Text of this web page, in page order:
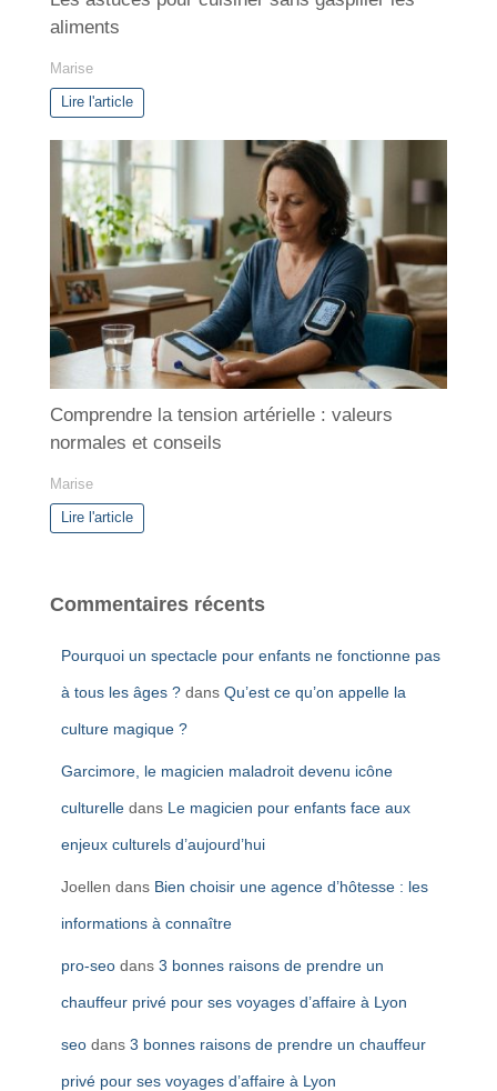
aliments
Marise
Lire l'article
Comprendre la tension artérielle : valeurs
normales et conseils
Marise
Lire l'article
Commentaires récents
Pourquoi un spectacle pour enfants ne fonctionne pas
à tous les âges ? dans Qu’est ce qu’on appelle la
culture magique ?
Garcimore, le magicien maladroit devenu icône
culturelle dans Le magicien pour enfants face aux
enjeux culturels d’aujourd’hui
Joellen dans Bien choisir une agence d’hôtesse : les
informations à connaître
pro-seo dans 3 bonnes raisons de prendre un
chauffeur privé pour ses voyages d’affaire à Lyon
seo dans 3 bonnes raisons de prendre un chauffeur
privé pour ses voyages d’affaire à Lyon